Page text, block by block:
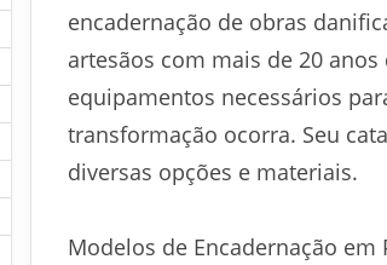
encadernação de obras
artesãos com mais de 20
equipamentos necessários
transformação ocorra. Seu
diversas opções e materiais.
Modelos de Encadernação